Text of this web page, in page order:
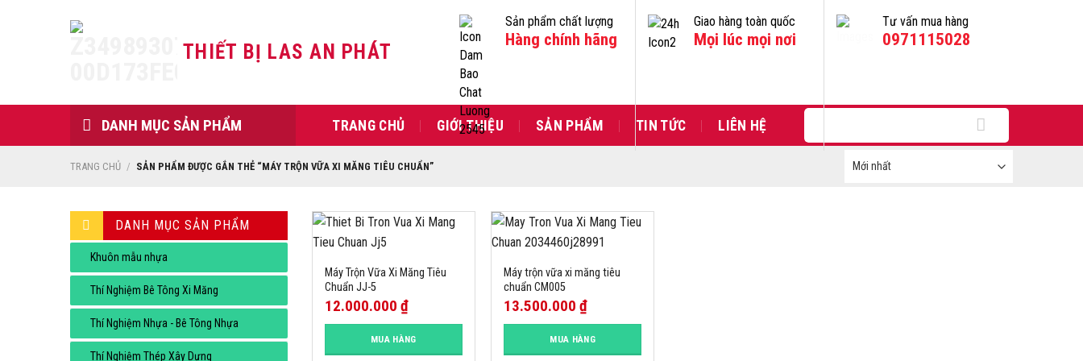
THIẾT BỊ LAS AN PHÁT
Sản phẩm chất lượng
Hàng chính hãng
Giao hàng toàn quốc
Mọi lúc mọi nơi
Tư vấn mua hàng
0971115028
DANH MỤC SẢN PHẨM TRANG CHỦ GIỚI THIỆU SẢN PHẨM TIN TỨC LIÊN HỆ
kiếm:
TRANG CHỦ / SẢN PHẨM ĐƯỢC GẮN THẺ “MÁY TRỘN VỮA XI MĂNG TIÊU CHUẨN”
DANH MỤC SẢN PHẨM
Khuôn mẫu nhựa
Thí Nghiệm Bê Tông Xi Măng
Thí Nghiệm Nhựa - Bê Tông Nhựa
Thí Nghiệm Thép Xây Dựng
Máy Trộn Vữa Xi Măng Tiêu
Chuẩn JJ-5
12.000.000 ₫
MUA HÀNG
Máy trộn vữa xi măng tiêu
chuẩn CM005
13.500.000₫
MUA HÀNG